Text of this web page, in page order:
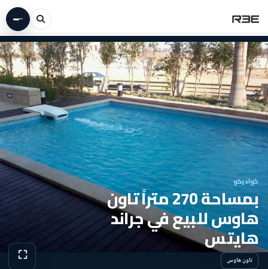
كواديكو
بمساحة 270 متراً تاون
هاوس للبيع في جراند
هايتس
تاون هاوس ⛶عرض